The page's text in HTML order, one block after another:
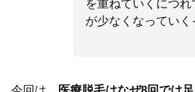
を重ねていくにつ
が少なくなっていく